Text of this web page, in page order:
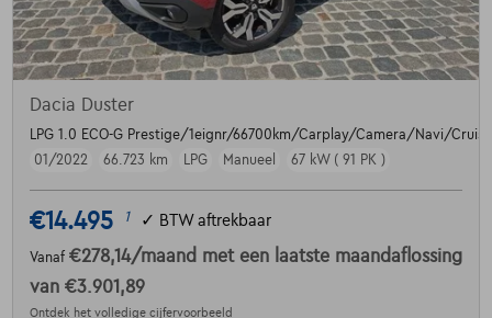
Dacia Duster
LPG 1.0 ECO-G Prestige/1eignr/66700km/Carplay/Camera/Navi/
01/2022
66.723 km LPG Manueel 67 kW ( 91 PK )
€14.495 1 ✓ BTW aftrekbaar
Vanaf €278,14/maand met een laatste maandaflossing
van €3.901,89
Ontdek het volledige cijfervoorbeeld